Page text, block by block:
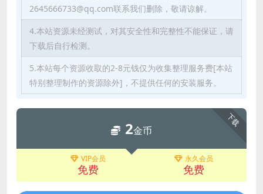
2645666733@qq.com联系我们删除，敬请谅解。
4.本站资源未经测试，对其安全性和完整性不能保证，请
下载后自行检测。
5.本站每个资源收取的2-8元钱仅为收集整理服务费[本站
特别整理制作的资源除外]，不提供任何的安装服务。
下载
2金币
VIP会员
免费
永久会员
免费